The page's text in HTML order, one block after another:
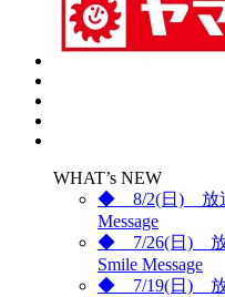
WHAT’s NEW
◆ 8/2(日) 放送
Message
◆ 7/26(日) 放
Smile Message
◆ 7/19(日) 放